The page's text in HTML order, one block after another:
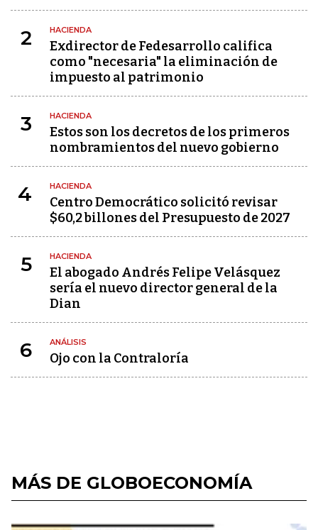
2 HACIENDA
Exdirector de Fedesarrollo califica
como "necesaria" la eliminación de
impuesto al patrimonio
3 HACIENDA
Estos son los decretos de los primeros
nombramientos del nuevo gobierno
4 HACIENDA
Centro Democrático solicitó revisar
$60,2 billones del Presupuesto de 2027
5 HACIENDA
El abogado Andrés Felipe Velásquez
sería el nuevo director general de la
Dian
6 ANÁLISIS
Ojo con la Contraloría
MÁS DE GLOBOECONOMÍA